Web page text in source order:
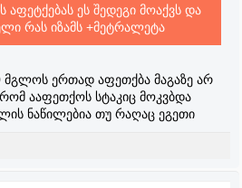
ეს შედეგი მოაქვს და
რას იზამს +მეტრალეტა
მგლოს ერთად აფეთქბა მაგაზე არ
ააფეთქოს სტაკიც მოკვბდა
ნაწილებია თუ რაღაც ეგეთი